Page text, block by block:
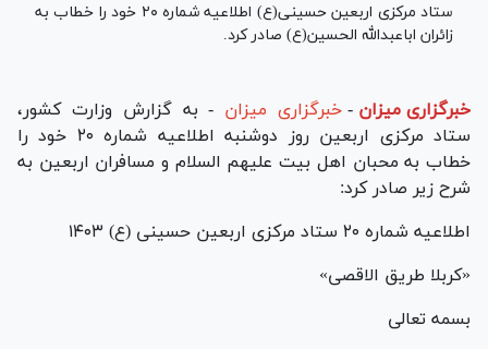
ستاد مرکزی اربعین حسینی(ع) اطلاعیه شماره ۲۰ خود را خطاب به
زائران اباعبدالله الحسین(ع) صادر کرد.
خبرگزاری میزان - خبرگزاری میزان - به گزارش وزارت کشور،
ستاد مرکزی اربعین روز دوشنبه اطلاعیه شماره ۲۰ خود را
خطاب به محبان اهل بیت علیهم السلام و مسافران اربعین به
شرح زیر صادر کرد:
اطلاعیه شماره ۲۰ ستاد مرکزی اربعین حسینی (ع) ۱۴۰۳
«کربلا طریق الاقصی»
بسمه تعالی